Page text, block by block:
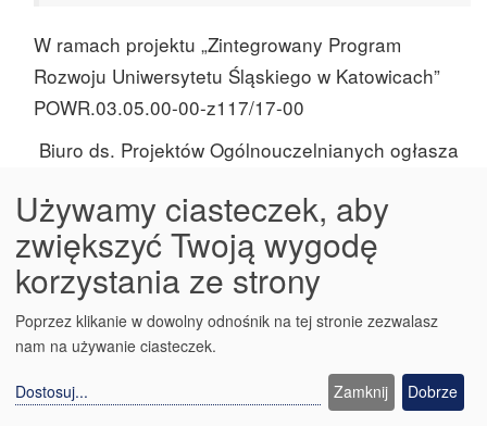
W ramach projektu „Zintegrowany Program
Rozwoju Uniwersytetu Śląskiego w Katowicach”
POWR.03.05.00-00-z117/17-00
Biuro ds. Projektów Ogólnouczelnianych ogłasza
studentówczterech ostatnich
semestrów kierunków: geografia, geologia
stosowana, IZŚ, II i III rok studiów licencjackich
oraz kierunku turystyka I i II rok studiów
magisterskichWydziału Nauk Przyrodniczych
Uniwersytetu Śląskiego w Katowicach. Zajęcia
zostaną zrealizowane w formie kontaktowej.
Używamy ciasteczek, aby
zwiększyć Twoją wygodę
korzystania ze strony
Poprzez klikanie w dowolny odnośnik na tej stronie zezwalasz
nam na używanie ciasteczek.
Dostosuj... Zamknij Dobrze